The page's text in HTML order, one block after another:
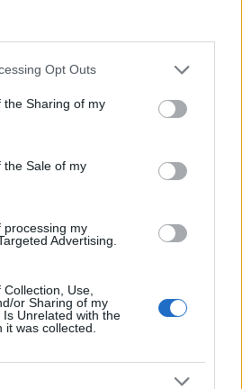
Opt Outs
the Sharing of my
the Sale of my
processing my
Advertising.
Use,
or Sharing of my
Unrelated with the
was collected.
i problema sa ustima.
umočite vatu u ulje karanfilića
Bol će nestati za par
analgetik i čini da
protiv kašlja mogu da
će se ublažiti.
bola u zubima. Takođe
za zube kako biste
hrane i bakterija koje